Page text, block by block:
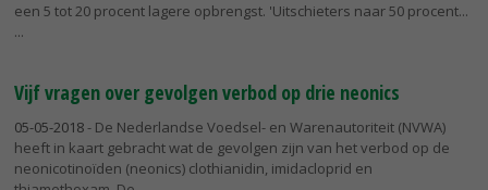
een 5 tot 20 procent lagere opbrengst. 'Uitschieters naar 50 procent...
Vijf vragen over gevolgen verbod op drie neonics
05-05-2018- De Nederlandse Voedsel- en Warenautoriteit (NVWA)
heeft in kaart gebracht wat de gevolgen zijn van het verbod op de
neonicotinoïden (neonics) clothianidin, imidacloprid en